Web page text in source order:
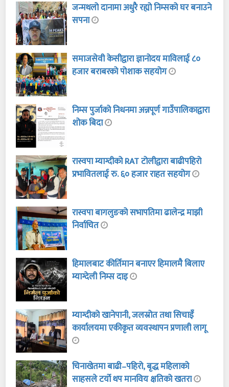
जन्मथलो दानामा अधुरै रह्यो निम्सको घर बनाउने
सपना
समाजसेवी केसीद्वारा ज्ञानोदय माविलाई ८०
हजार बराबरको पोशाक सहयोग
निम्स पुर्जाको निधनमा अन्नपूर्ण गाउँपालिकाद्वारा
शोक बिदा
रास्वपा म्याग्दीको RAT टोलीद्वारा बाढीपहिरो
प्रभावितलाई रु. ६० हजार राहत सहयोग
रास्वपा बागलुङको सभापतिमा ढालेन्द्र माझी
निर्वाचित
हिमालबाट कीर्तिमान बनाएर हिमालमै बिलाए
म्याग्देली निम्स दाइ
म्याग्दीको खानेपानी, जलस्रोत तथा सिचाइँ
कार्यालयमा एकीकृत व्यवस्थापन प्रणाली लागू
चिनाखेतमा बाढी–पहिरो, बृद्ध महिलाको
साहसले टर्यो थप मानविय क्षतिको खतरा